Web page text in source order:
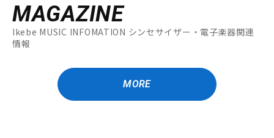
MAGAZINE
Ikebe MUSIC INFOMATION シンセサイザー・電子楽器関連
情報
MORE